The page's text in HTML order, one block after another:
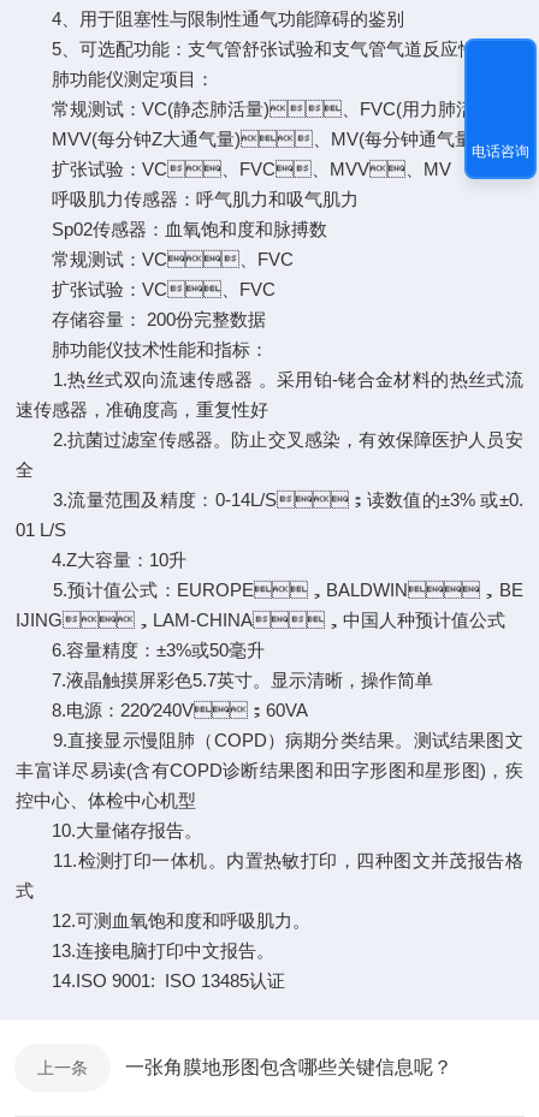
4、用于阻塞性与限制性通气功能障碍的鉴别
5、可选配功能：支气管舒张试验和支气管气道反应性试验
肺功能仪测定项目：
常规测试：VC(静态肺活量)、FVC(用力肺活量)
MVV(每分钟Z大通气量)、MV(每分钟通气量)
扩张试验：VC、FVC、MVV、MV
呼吸肌力传感器：呼气肌力和吸气肌力
Sp02传感器：血氧饱和度和脉搏数
常规测试：VC、FVC
扩张试验：VC、FVC
存储容量： 200份完整数据
肺功能仪技术性能和指标：
1.热丝式双向流速传感器 。采用铂-铑合金材料的热丝式流
速传感器，准确度高，重复性好
2.抗菌过滤室传感器。防止交叉感染，有效保障医护人员安
全
3.流量范围及精度：0-14L/S；读数值的±3% 或±0.
01 L/S
4.Z大容量：10升
5.预计值公式：EUROPE，BALDWIN，BE
IJING，LAM-CHINA，中国人种预计值公式
6.容量精度：±3%或50毫升
7.液晶触摸屏彩色5.7英寸。显示清晰，操作简单
8.电源：220∕240V；60VA
9.直接显示慢阻肺（COPD）病期分类结果。测试结果图文
丰富详尽易读(含有COPD诊断结果图和田字形图和星形图)，疾
控中心、体检中心机型
10.大量储存报告。
11.检测打印一体机。内置热敏打印，四种图文并茂报告格
式
12.可测血氧饱和度和呼吸肌力。
13.连接电脑打印中文报告。
14.ISO 9001: ISO 13485认证
上一条 一张角膜地形图包含哪些关键信息呢？
电话咨询